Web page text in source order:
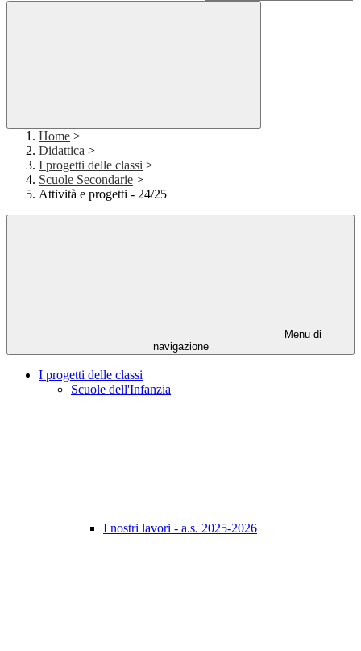
Home >
Didattica >
I progetti delle classi >
Scuole Secondarie >
Attività e progetti - 24/25
Menu di
navigazione
I progetti delle classi
Scuole dell'Infanzia
I nostri lavori - a.s. 2025-2026